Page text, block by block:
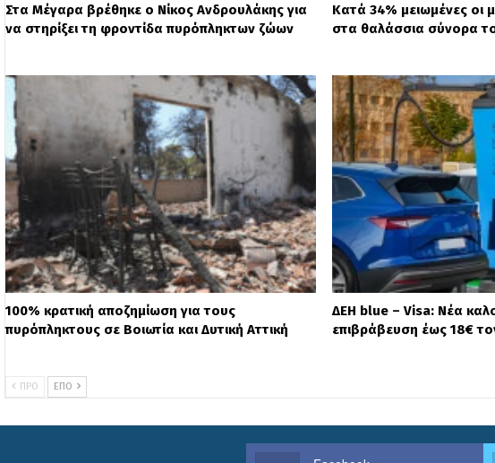
Στα Μέγαρα βρέθηκε ο Νίκος Ανδρουλάκης για
να στηρίξει τη φροντίδα πυρόπληκτων ζώων
Κατά 34% μειωμένες οι
στα θαλάσσια σύνορα
100% κρατική αποζημίωση για τους
πυρόπληκτους σε Βοιωτία και Δυτική Αττική
ΔΕΗ blue – Visa: Νέα
επιβράβευση έως 18€
ΠΡΟ ΕΠΌ